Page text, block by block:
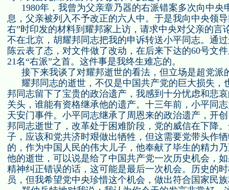
1980年，我曾为父亲章乃器的右派错案多次向中央
息，父亲被列入不予改正的六人中。于是我向中央领
右”时印发的材料到耀邦家上访，请求中央对父亲的言
不在北京，胡耀邦同志把我的申诉转送小平同志。通
陈云表了态，对文件做了改动，在后来下达的60号文
21名“右派”之首。这件事是我终生难忘的。
接下来我谈了对耀邦逝世的看法，但立场是超党派
耀邦同志的逝世，不仅是中国共产党的巨大损失，
邦同志留下了宝贵的政治遗产，我感到十分忧虑和悲
关头，谁能有资格继承他的遗产。十三年前，小平同
天安门事件。小平同志继承了周恩来的政治遗产，开
邦同志逝世了，改革处于困难阶段，党的威信在下降
子，应该和党共济时艰做出牺牲，但这需要党带头作
的，作为中国人民的伟大儿子，他奉献了毕生的精力
他的逝世，可以说是给了中国共产党一次历史机会，
精神纠正错误的话，这可能是最后一次机会。历史的
员，但我希望党中央珍惜这个机会，做出符合国家民